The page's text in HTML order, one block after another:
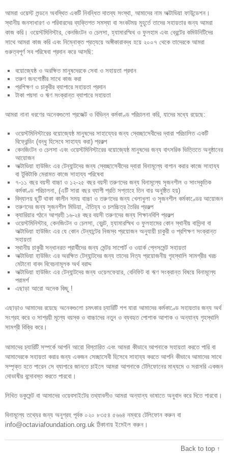
About us
Português
ص. عربي
Somali
বাংলা
Español
আমরা ওয়েস্ট লন্ডনে অবস্থিত একটি নিবন্ধিত দাতব্য সংস্থা, আমাদের নাম অক্টাভিয়া ফাউন্ডেশন।
স্থানীয় জনসাধারণ ও পরিবারদের ব্যক্তিগত সমস্যা বা সংকটময় মুহূর্তে তাদের সহায়তার জন্য আমরা
কাজ করি। ওয়েস্টমিনিস্টার, কেনজিংটন ও চেলসা, হ্যামারস্মিথ ও ফুলহাম এবং ব্রেন্টের কমিউনিটিদের
সাথে আমরা কাজ করি এবং নিম্নোক্ত প্রত্যয়ে অঙ্গীকারাবদ্ধ হয়ে ২০০৭ থেকে তাদেরকে আমরা
গুরুত্বপূর্ণ সব পরিষেবা প্রদান করে আসছি:
বয়োজ্যেষ্ঠ ও অরক্ষিত মানুষদেরকে সেবা ও সহায়তা প্রদান
তরুণ জনগোষ্ঠীর সাথে কাজ করা
প্রশিক্ষণ ও চাকুরীর ব্যাপারে সহায়তা প্রদান
টাকা পয়সা ও ঋণ সংক্রান্ত ব্যাপারে সহায়তা
আমরা নানা ধরণের অনেকগুলো প্রজেক্ট ও বিভিন্ন কর্মকাণ্ড পরিচালনা করি, যাদের মধ্যে রয়েছে:
ওয়েস্টমিনিস্টারের বয়োজ্যেষ্ঠ মানুষদের সাহায্যের জন্য স্বেচ্ছাসেবীদের দ্বারা পরিচালিত একটি
বিফ্রেন্ডিং (বন্ধু হিসেবে সাহায্য করা) প্রকল্প
কেনজিংটন ও চেলসা এবং ওয়েস্টমিনিস্টারের বয়োজ্যেষ্ঠ মানুষদের জন্য বাৎসরিক ভিত্তিতে অনুষ্ঠানের
আয়োজন
অক্টাভিয়া হাউজিং এর টেন্যান্টদের জন্য স্বেচ্ছাসেবীদের দ্বারা বিনামূল্যে বাগান করার কাজে সাহায্য
বা টুকিটাকি মেরামত কাজে সাহায্য পরিষেবা
৭-১১ বছর বয়সী বাচ্চা ও ১২-২৫ বছর বয়সী তরুণদের জন্য বিনামূল্যে সৃজনশীল ও সাংস্কৃতিক
কর্মকাণ্ড পরিচালনা, (এটি সারা বছর ব্যাপী প্রতি সপ্তাহে তিন বার অনুষ্ঠিত হয়)
বিদ্যালয় ছুটি থাকা কালীন সময় বাচ্চা ও তরুণদের জন্য খেলাধুলা ও সৃজনশীল কর্মকাণ্ডের আয়োজন
তরুণদের জন্য সৃজনশীল মিডিয়া, ঐতিহ্য ও চলচ্চিত্র তৈরির প্রকল্প
ক্যারিয়ার গঠনে আগ্রহী ১৬-২৪ বছর বয়সী তরুণদের জন্য শিক্ষানবিশি প্রকল্প
ওয়েস্টমিনিস্টার, কেনজিংটন ও চেলসা, ব্রেন্ট, হ্যামারস্মিথ ও ফুলহামের কোন স্থানীয় বাসিন্দা বা
অক্টাভিয়া হাউজিং এর যে কোন টেন্যান্টের নিজস্ব প্রয়োজন অনুযায়ী চাকুরী ও প্রশিক্ষণ সংক্রান্ত
সহায়তা
স্থানীয় চাকুরী সন্ধানরত প্রার্থীদের জন্য মেন্টর সাপোর্ট ও ওয়ার্ক প্লেসমেন্ট সহায়তা
অক্টাভিয়া হাউজিং এর অরক্ষিত টেন্যান্টদের জন্য তাদের নিত্য প্রয়োজনীয় গৃহস্থালি সামগ্রীর খরচ
মেটানো বাবদ বিবেচনামূলক অর্থ বরাদ্দ
অক্টাভিয়া হাউজিং এর টেন্যান্টদের জন্য ওয়েলফেয়ার, বেনিফিট বা ঋণ সংক্রান্ত বিষয়ে বিনামূল্যে
পরামর্শ
এছাড়া আরো অনেক কিছু !
এছাড়াও আমাদের রয়েছে অনেকগুলো চমৎকার চ্যারিটি শপ যারা আমাদের কর্মকাণ্ডে সহায়তার জন্য অর্থ
সংগ্রহ করে ও সাশ্রয়ী মূল্যে বয়স্ক ও বাচ্চাদের নতুন ও ব্যবহৃত পোশাক আশাক ও অন্যান্য গৃহস্থালি
সামগ্রী বিক্রি করে।
আমাদের চ্যারিটি সম্পর্কে আপনি আরো বিস্তারিত এবং আমরা কীভাবে আপনাকে সহায়তা করতে পারি বা
আমাদেরকে সহায়তা করার জন্য একজন সেচ্ছাসেবী হিসেবে সাহায্য করতে আপনি কীভাবে আমাদের সাথে
সম্পৃক্ত হতে পারেন সে ব্যাপারে জানতে চাইলে আমরা আপনাকে টেলিফোনের মাধ্যমে ও সরাসরি একজন
দোভাষীর বন্দোবস্ত করতে পারবো।
লিখিত ডকুমেন্ট বা আমাদের ওয়েবসাইটের তথ্যাবলীও আমরা অন্যান্য ভাষাতে অনুবাদ করে দিতে পারবো।
বিনামূল্যে তথ্যের জন্য অনুগ্রহ পূর্বক ০২০ ৮৩৫৪ ৫৬৬৪ নম্বরে টেলিফোন করুন বা
info@octaviafoundation.org.uk ঠিকানায় ইমেইল করুন।
Back to top ↑